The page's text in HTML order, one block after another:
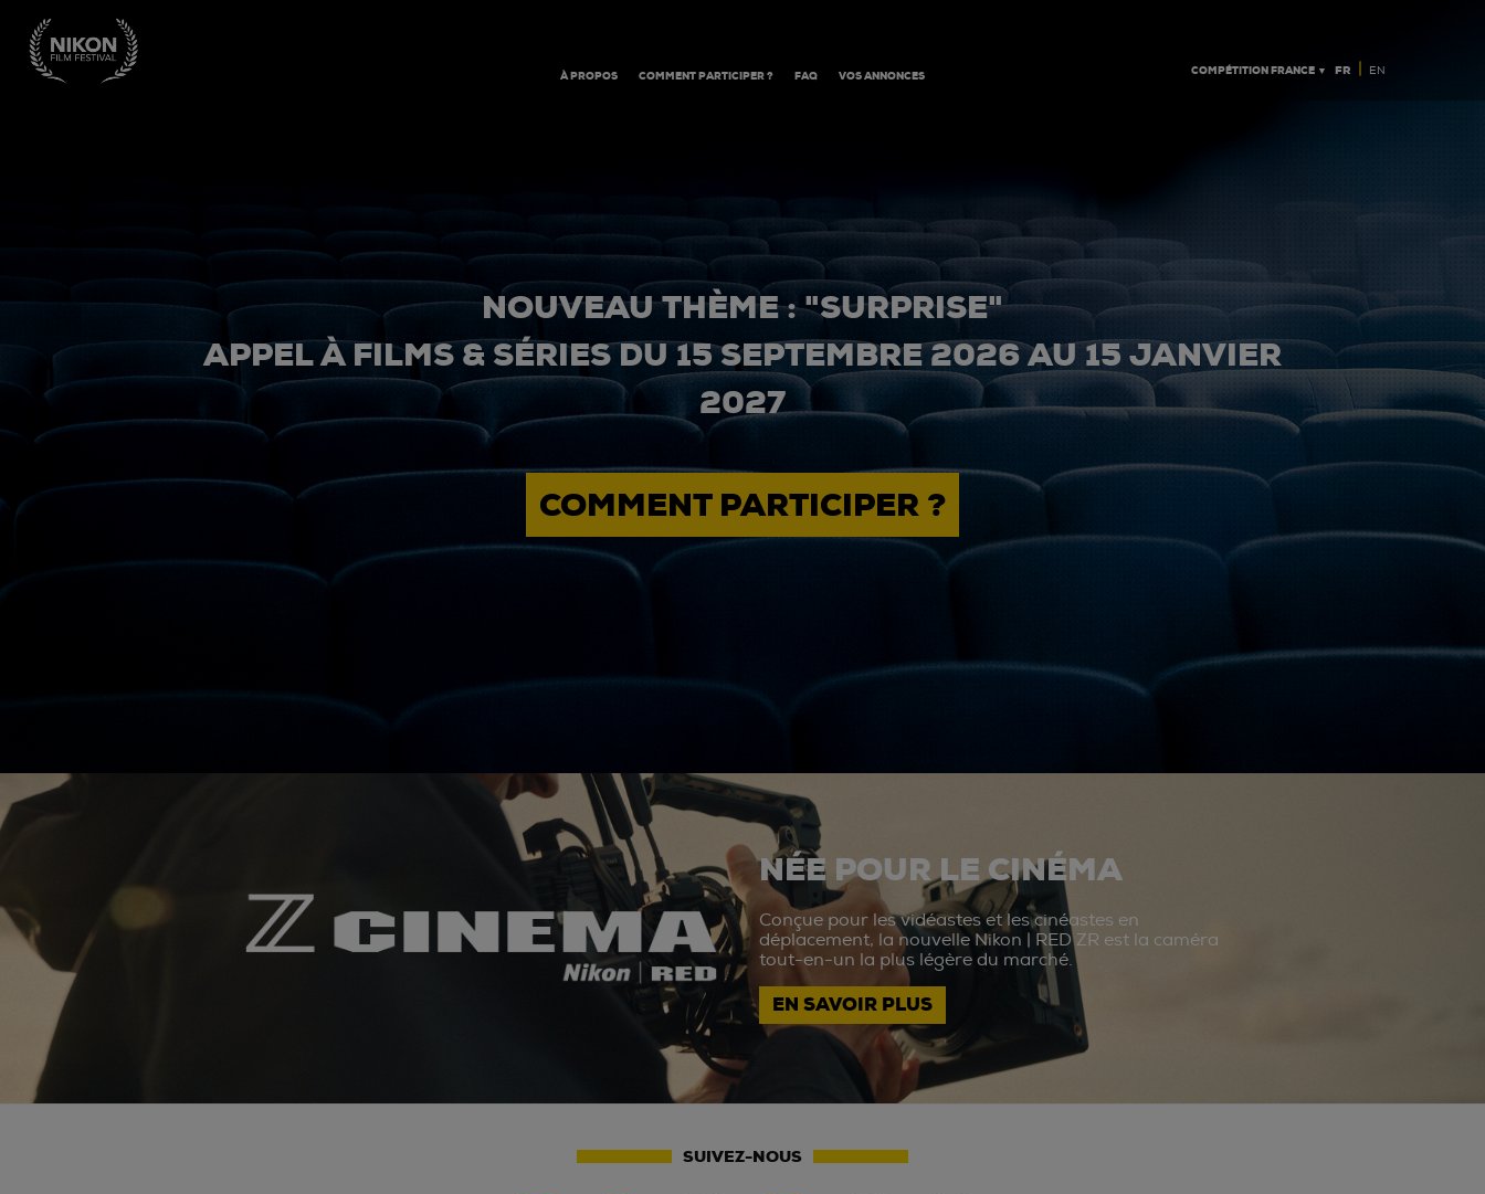
À PROPOS COMMENT PARTICIPER ? FAQ VOS ANNONCES COMPÉTITION FRANCE ▼ FR | EN
NOUVEAU THÈME : "SURPRISE"
APPEL À FILMS & SÉRIES DU 15 SEPTEMBRE 2026 AU 15 JANVIER
2027
COMMENT PARTICIPER ?
NÉE POUR LE CINÉMA
Conçue pour les vidéastes et les cinéastes en
déplacement, la nouvelle Nikon | RED ZR est la caméra
tout-en-un la plus légère du marché.
EN SAVOIR PLUS
SUIVEZ-NOUS